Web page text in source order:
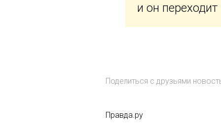
и он
Поделиться с друзьями
Правда.ру